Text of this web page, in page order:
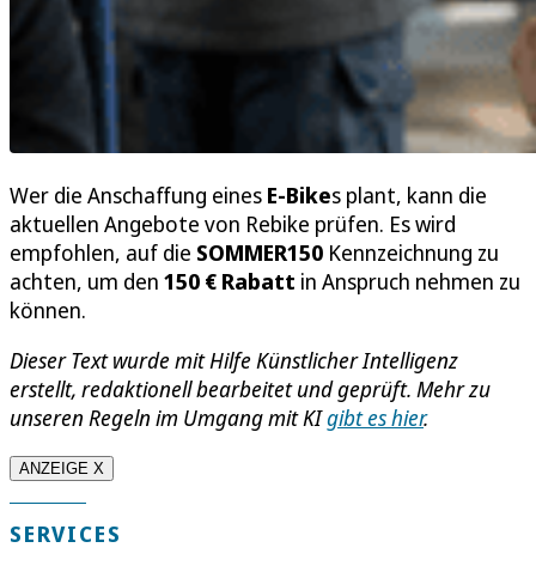
Wer die Anschaffung eines E-Bikes plant, kann die
aktuellen Angebote von Rebike prüfen. Es wird
empfohlen, auf die SOMMER150 Kennzeichnung zu
achten, um den 150 € Rabatt in Anspruch nehmen zu
können.
Dieser Text wurde mit Hilfe Künstlicher Intelligenz
erstellt, redaktionell bearbeitet und geprüft. Mehr zu
unseren Regeln im Umgang mit KIgibt es hier.
ANZEIGE X
SERVICES